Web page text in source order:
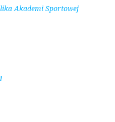
Akademi Sportowej